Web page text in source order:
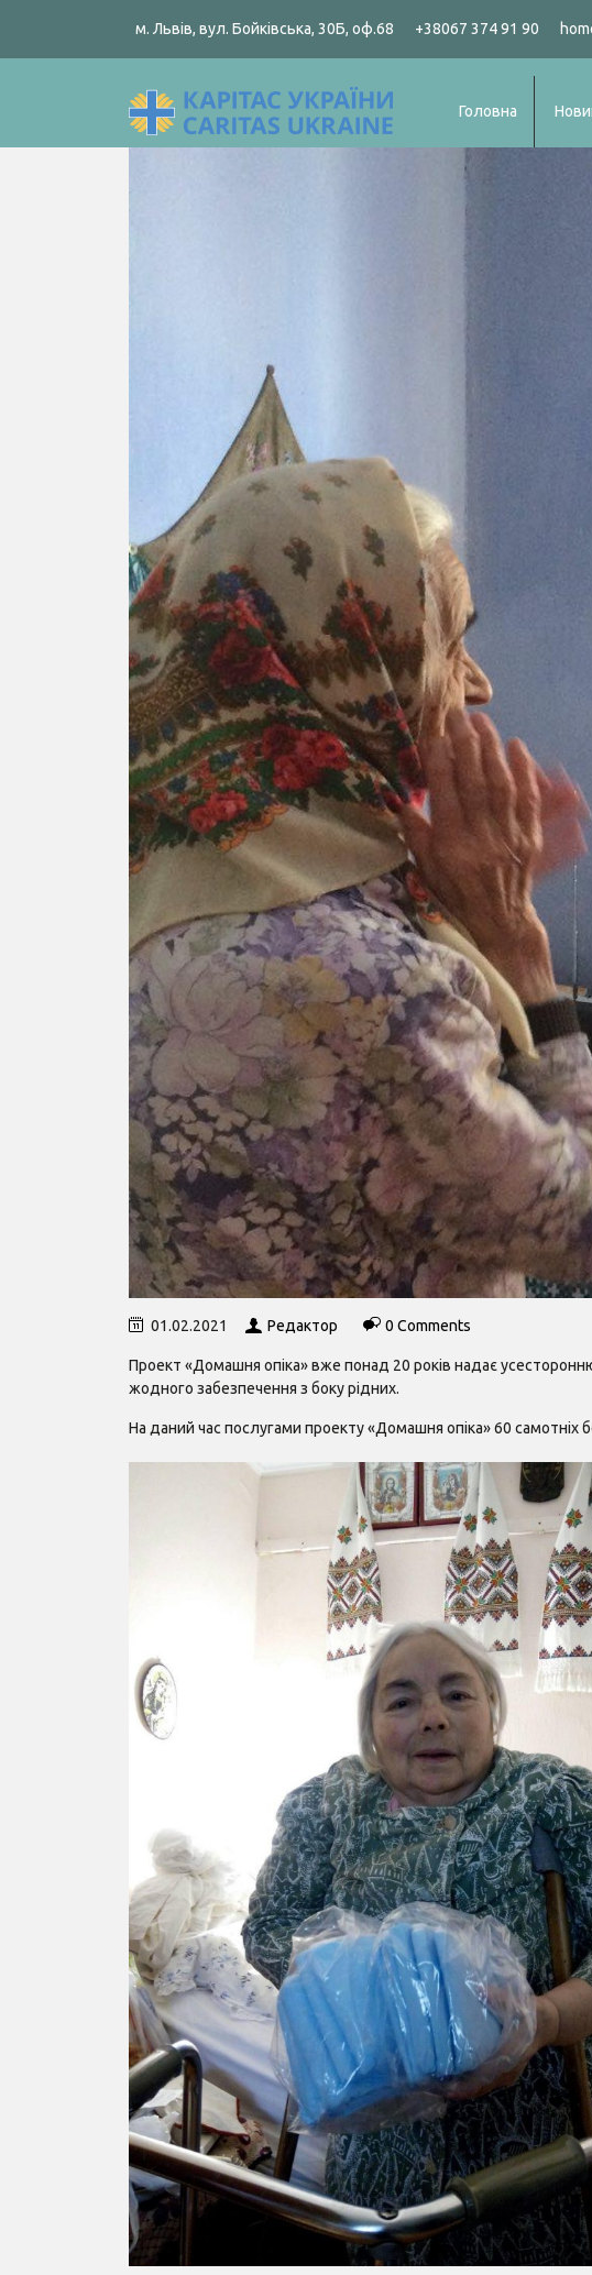
м. Львів, вул. Бойківська, 30Б, оф.68 +38067 374 91 90
Головна
01.02.2021 Редактор 0 Comments
Проект «Домашня опіка» вже понад 20 років надає
жодного забезпечення з боку рідних.
На даний час послугами проекту «Домашня опіка» 60 самотніх